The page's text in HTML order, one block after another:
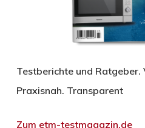
Testberichte und
Praxisnah. Transparent
Zum etm-testmagazin.de